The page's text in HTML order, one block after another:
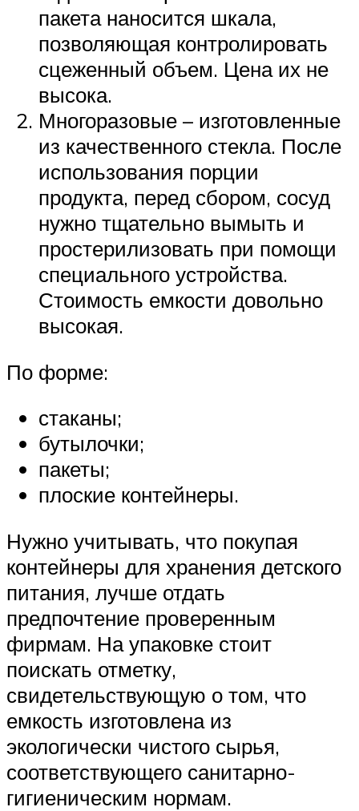
пакета наносится шкала,
позволяющая контролировать
сцеженный объем. Цена их не
высока.
Многоразовые – изготовленные
из качественного стекла. После
использования порции
продукта, перед сбором, сосуд
нужно тщательно вымыть и
простерилизовать при помощи
специального устройства.
Стоимость емкости довольно
высокая.
По форме:
стаканы;
бутылочки;
пакеты;
плоские контейнеры.
Нужно учитывать, что покупая
контейнеры для хранения детского
питания, лучше отдать
предпочтение проверенным
фирмам. На упаковке стоит
поискать отметку,
свидетельствующую о том, что
емкость изготовлена из
экологически чистого сырья,
соответствующего санитарно-
гигиеническим нормам.